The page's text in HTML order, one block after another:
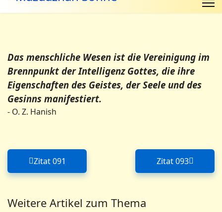
Das menschliche Wesen ist die Vereinigung im
Brennpunkt der Intelligenz Gottes, die ihre
Eigenschaften des Geistes, der Seele und des
Gesinns manifestiert.
- O. Z. Hanish
Vorheriger Beitrag: Zitat 091
Zitat 091 Nächster
Zitat 093
Weitere Artikel zum Thema